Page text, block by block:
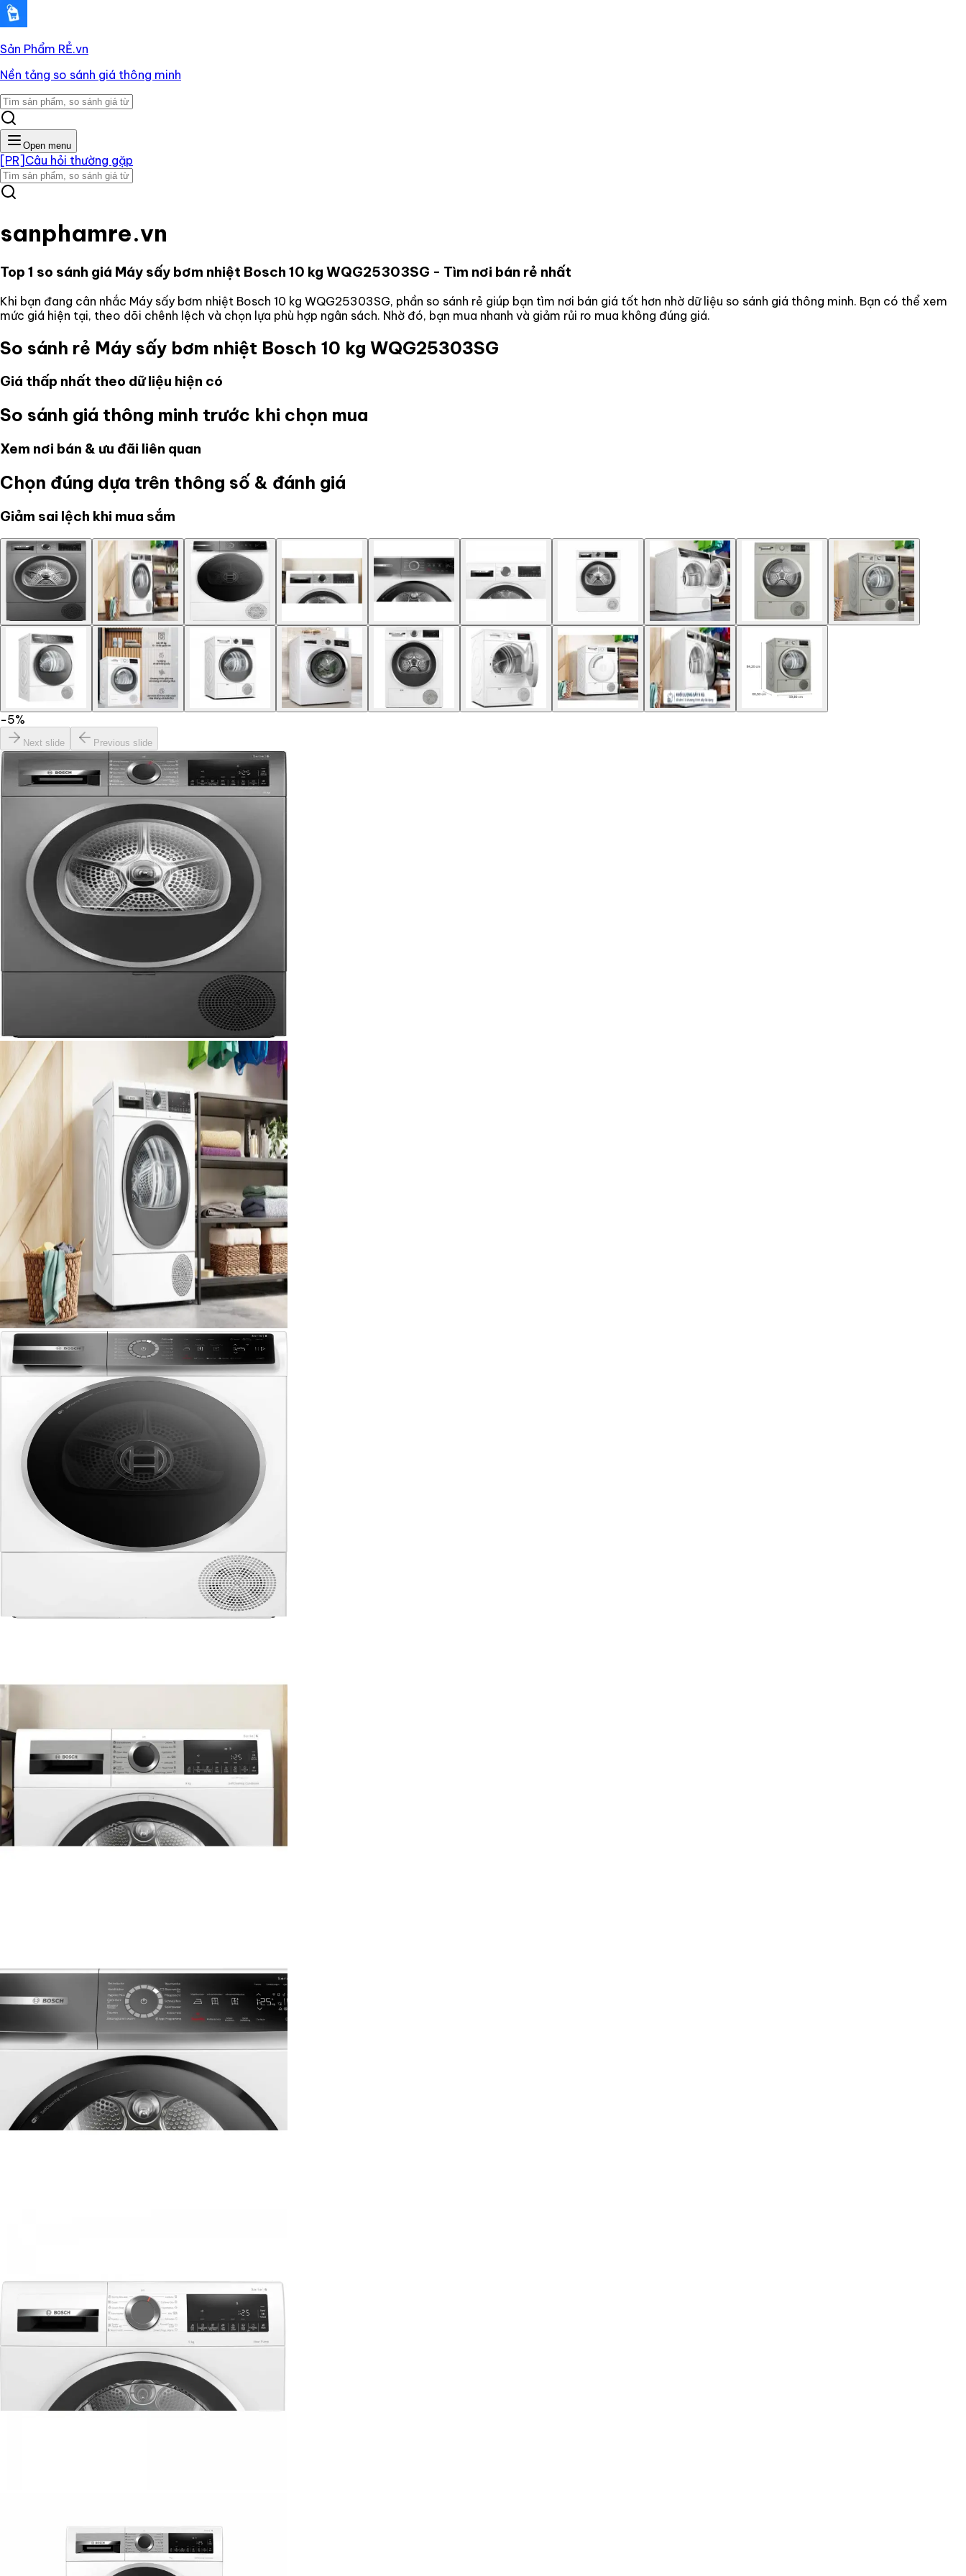
Sản Phẩm RẺ.vn
Nền tảng so sánh giá thông minh
Open menu
[PR] Câu hỏi thường gặp
sanphamre.vn
Top 1 so sánh giá Máy sấy bơm nhiệt Bosch 10 kg WQG25303SG - Tìm nơi bán rẻ nhất
Khi bạn đang cân nhắc Máy sấy bơm nhiệt Bosch 10 kg WQG25303SG, phần so sánh rẻ giúp bạn tìm nơi bán giá tốt hơn nhờ dữ liệu so sánh giá thông minh. Bạn có thể xem
mức giá hiện tại, theo dõi chênh lệch và chọn lựa phù hợp ngân sách. Nhờ đó, bạn mua nhanh và giảm rủi ro mua không đúng giá.
So sánh rẻ Máy sấy bơm nhiệt Bosch 10 kg WQG25303SG
Giá thấp nhất theo dữ liệu hiện có
So sánh giá thông minh trước khi chọn mua
Xem nơi bán & ưu đãi liên quan
Chọn đúng dựa trên thông số & đánh giá
Giảm sai lệch khi mua sắm
−5%
Next slide Previous slide